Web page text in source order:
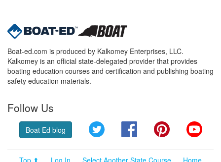
Boat-ed.com is produced by Kalkomey Enterprises, LLC.
Kalkomey is an official state-delegated provider that provides
boating education courses and certification and publishing boating
safety education materials.
Follow Us
Boat Ed blog Twitter FacebookPinterest